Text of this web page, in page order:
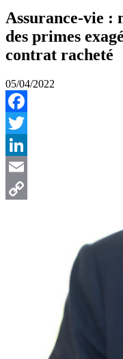
Assurance-vie
des primes
contrat racheté
05/04/2022
Facebook
Twitter
LinkedIn
Email